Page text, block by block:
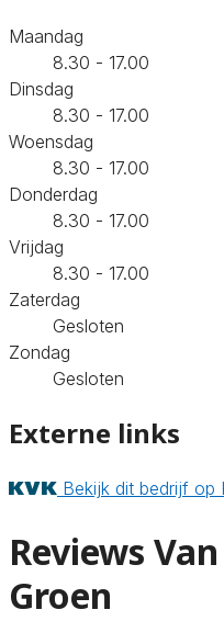
Maandag
8.30 - 17.00
Dinsdag
8.30 - 17.00
Woensdag
8.30 - 17.00
Donderdag
8.30 - 17.00
Vrijdag
8.30 - 17.00
Zaterdag
Gesloten
Zondag
Gesloten
Externe links
Bekijk dit bedrijf op
Reviews
Groen